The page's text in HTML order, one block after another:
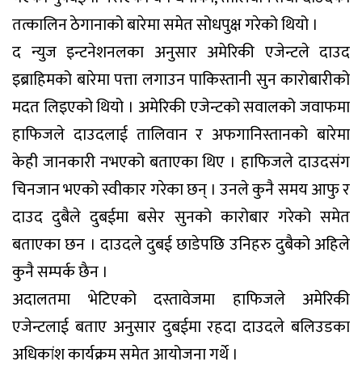
तत्कालिन ठेगानाको बारेमा समेत सोधपुक्ष गरेको थियो ।
द न्युज इन्टनेशनलका अनुसार अमेरिकी एजेन्टले दाउद
इब्राहिमको बारेमा पत्ता लगाउन पाकिस्तानी सुन कारोबारीको
मदत लिइएको थियो । अमेरिकी एजेन्टको सवालको जवाफमा
हाफिजले दाउदलाई तालिवान र अफगानिस्तानको बारेमा
केही जानकारी नभएको बताएका थिए । हाफिजले दाउदसंग
चिनजान भएको स्वीकार गरेका छन् । उनले कुनै समय आफु र
दाउद दुबैले दुबईमा बसेर सुनको कारोबार गरेको समेत
बताएका छन । दाउदले दुबई छाडेपछि उनिहरु दुबैको अहिले
कुनै सम्पर्क छैन ।
अदालतमा भेटिएको दस्तावेजमा हाफिजले अमेरिकी
एजेन्टलाई बताए अनुसार दुबईमा रहदा दाउदले बलिउडका
अधिकांश कार्यक्रम समेत आयोजना गर्थे ।